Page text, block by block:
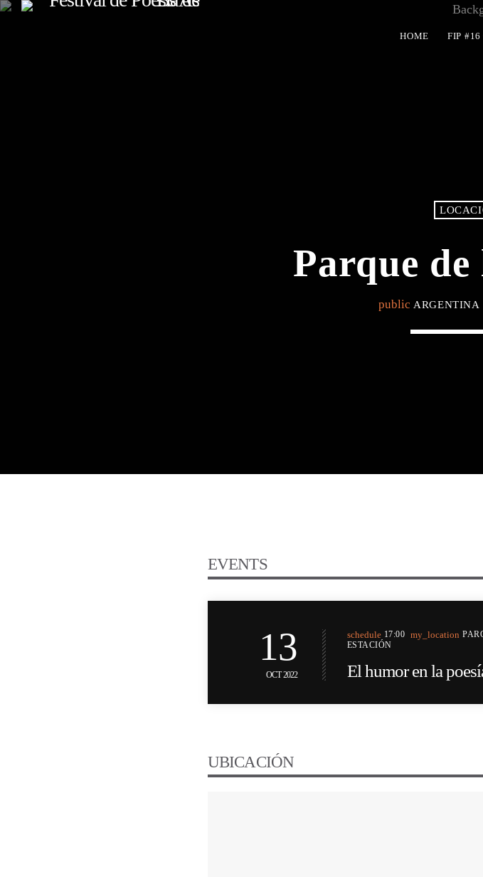
HOME FIP #16
Parque de
public ARGENTINA
EVENTS
13
OCT 2022
schedule 17:00 my_location
ESTACIÓN
El humor en la
UBICACIÓN